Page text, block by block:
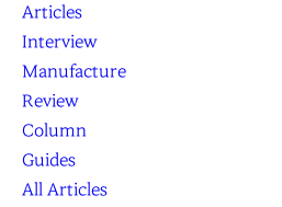
Articles
Interview
Manufacture
Review
Column
Guides
All Articles